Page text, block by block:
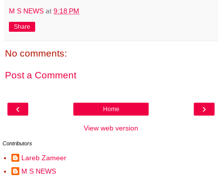
M S NEWS at 9:18 PM
Share
No comments:
Post a Comment
‹ ›
Home
View web version
Contributors
Lareb Zameer
M S NEWS